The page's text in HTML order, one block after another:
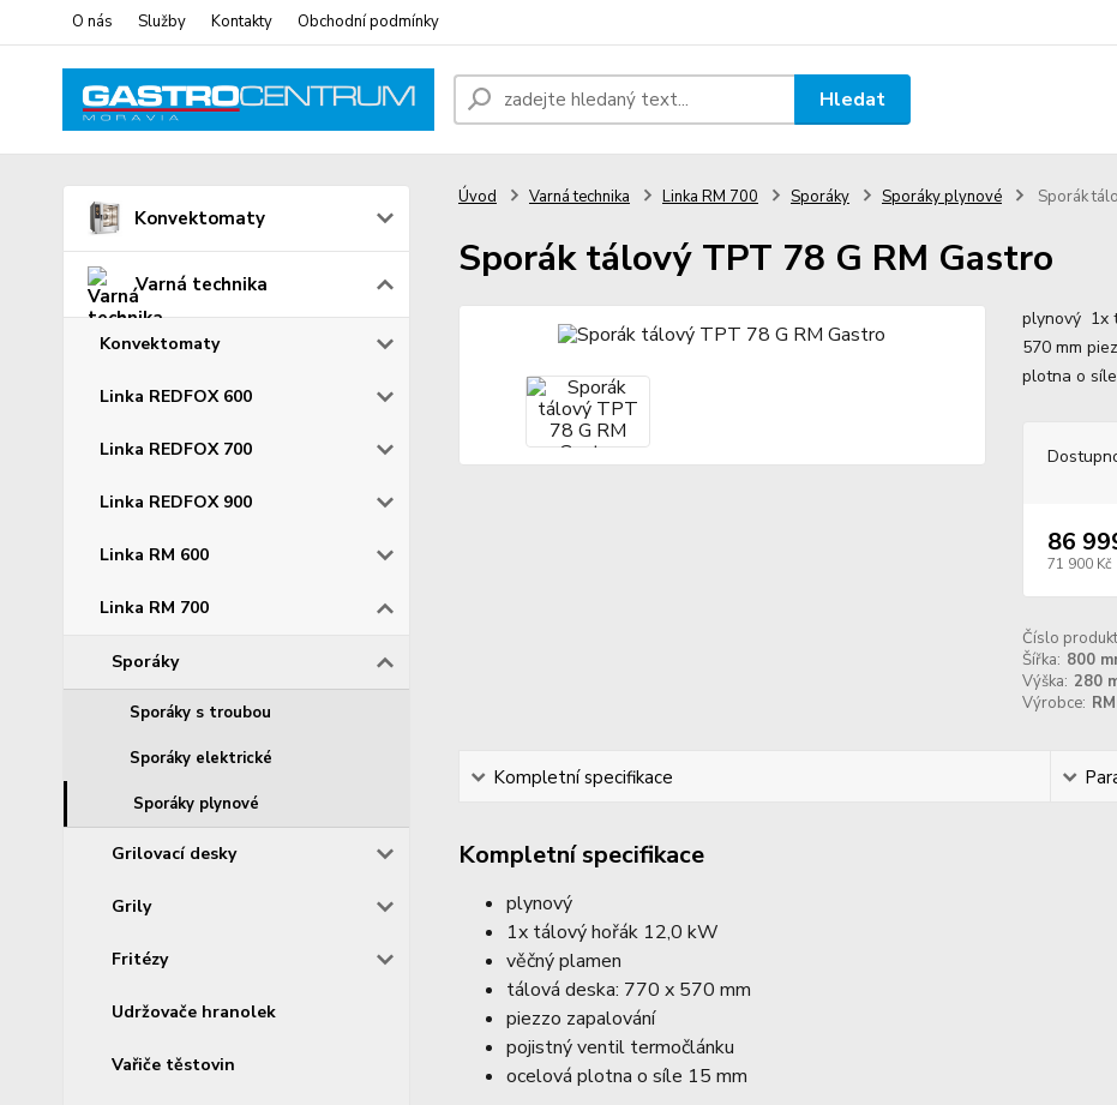
O nás Služby Kontakty Obchodní podmínky
Hledat
Konvektomaty
Varná technika
Konvektomaty
Linka REDFOX 600
Linka REDFOX 700
Linka REDFOX 900
Linka RM 600
Linka RM 700
Sporáky
Sporáky s troubou
Sporáky elektrické
Sporáky plynové
Grilovací desky
Grily
Fritézy
Udržovače hranolek
Vařiče těstovin
Úvod Varná technika Linka RM 700 Sporáky Sporáky plynové Sporák
Sporák tálový TPT 78 G RM Gastro
plynový 1x
570 mm
plotna o
86
71 900 Kč
Číslo
Šířka: 800
Výška: 280
Výrobce:
Kompletní specifikace
Kompletní specifikace
plynový
1x tálový hořák 12,0 kW
věčný plamen
tálová deska: 770 x 570 mm
piezzo zapalování
pojistný ventil termočlánku
ocelová plotna o síle 15 mm